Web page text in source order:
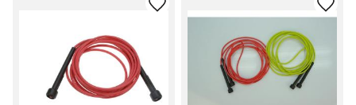
Lägg till i favoriter